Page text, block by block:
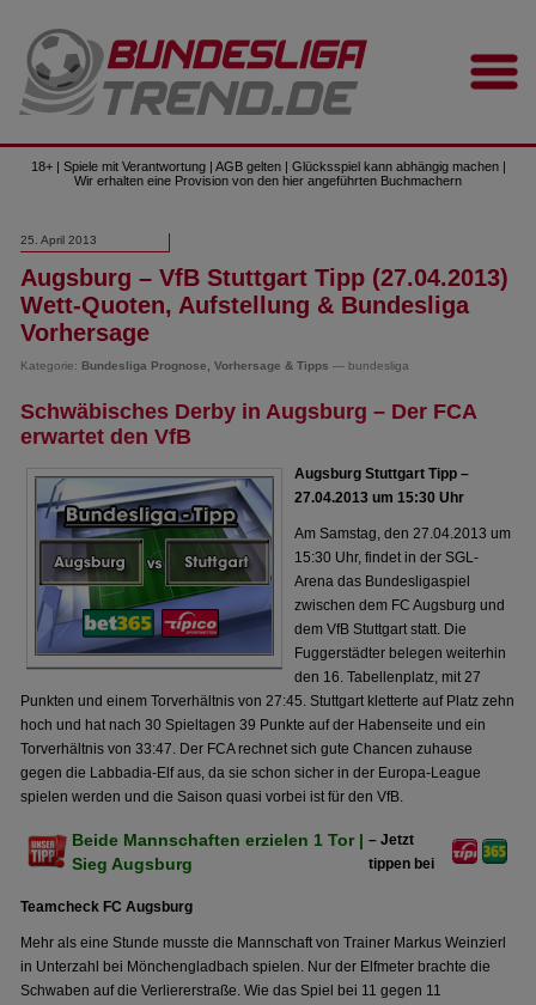
18+ | Spiele mit Verantwortung | AGB gelten | Glücksspiel kann abhängig machen |
Wir erhalten eine Provision von den hier angeführten Buchmachern
25. April 2013
Augsburg – VfB Stuttgart Tipp (27.04.2013)
Wett-Quoten, Aufstellung & Bundesliga
Vorhersage
Kategorie: Bundesliga Prognose, Vorhersage & Tipps — bundesliga
Schwäbisches Derby in Augsburg – Der FCA
erwartet den VfB
Augsburg Stuttgart Tipp –
27.04.2013 um 15:30 Uhr
Am Samstag, den 27.04.2013 um
15:30 Uhr, findet in der SGL-
Arena das Bundesligaspiel
zwischen dem FC Augsburg und
dem VfB Stuttgart statt. Die
Fuggerstädter belegen weiterhin
den 16. Tabellenplatz, mit 27
Punkten und einem Torverhältnis von 27:45. Stuttgart kletterte auf Platz zehn
hoch und hat nach 30 Spieltagen 39 Punkte auf der Habenseite und ein
Torverhältnis von 33:47. Der FCA rechnet sich gute Chancen zuhause
gegen die Labbadia-Elf aus, da sie schon sicher in der Europa-League
spielen werden und die Saison quasi vorbei ist für den VfB.
Beide Mannschaften erzielen 1 Tor |
Sieg Augsburg
– Jetzt
tippen bei
Teamcheck FC Augsburg
Mehr als eine Stunde musste die Mannschaft von Trainer Markus Weinzierl
in Unterzahl bei Mönchengladbach spielen. Nur der Elfmeter brachte die
Schwaben auf die Verliererstraße. Wie das Spiel bei 11 gegen 11